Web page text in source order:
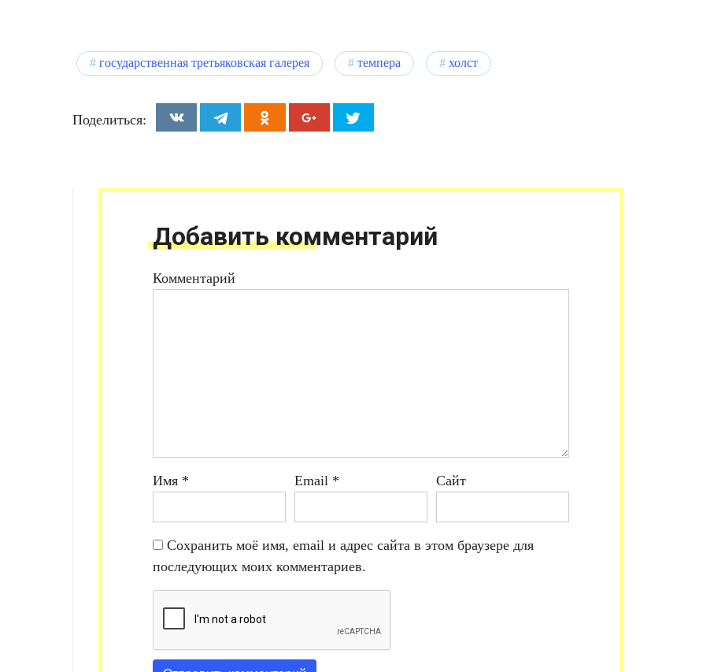
государственная третьяковская галерея темпера холст
Поделиться:
Добавить комментарий
Комментарий
Имя * Email * Сайт
Сохранить моё имя, email и адрес сайта в этом браузере для
последующих моих комментариев.